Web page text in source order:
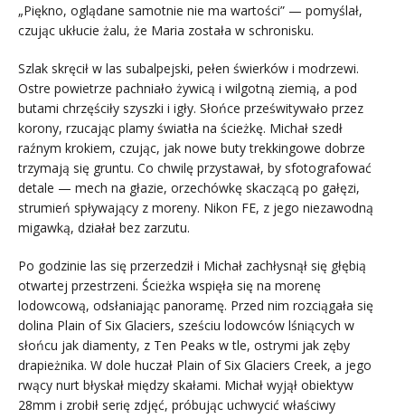
„Piękno, oglądane samotnie nie ma wartości” — pomyślał,
czując ukłucie żalu, że Maria została w schronisku.
Szlak skręcił w las subalpejski, pełen świerków i modrzewi.
Ostre powietrze pachniało żywicą i wilgotną ziemią, a pod
butami chrzęściły szyszki i igły. Słońce prześwitywało przez
korony, rzucając plamy światła na ścieżkę. Michał szedł
raźnym krokiem, czując, jak nowe buty trekkingowe dobrze
trzymają się gruntu. Co chwilę przystawał, by sfotografować
detale — mech na głazie, orzechówkę skaczącą po gałęzi,
strumień spływający z moreny. Nikon FE, z jego niezawodną
migawką, działał bez zarzutu.
Po godzinie las się przerzedził i Michał zachłysnął się głębią
otwartej przestrzeni. Ścieżka wspięła się na morenę
lodowcową, odsłaniając panoramę. Przed nim rozciągała się
dolina Plain of Six Glaciers, sześciu lodowców lśniących w
słońcu jak diamenty, z Ten Peaks w tle, ostrymi jak zęby
drapieżnika. W dole huczał Plain of Six Glaciers Creek, a jego
rwący nurt błyskał między skałami. Michał wyjął obiektyw
28mm i zrobił serię zdjęć, próbując uchwycić właściwy